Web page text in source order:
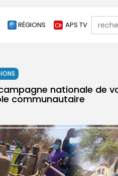
RÉGIONS APS TV
Search
for:
nationale de
communautaire